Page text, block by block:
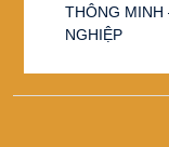
THÔNG MINH
NGHIỆP